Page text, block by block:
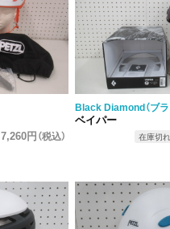
7,260円（税込）
ベイパー
在庫切れ